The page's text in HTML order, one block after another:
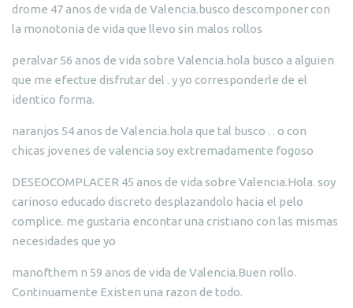
drome 47 anos de vida de Valencia.busco descomponer con
la monotonia de vida que llevo sin malos rollos
peralvar 56 anos de vida sobre Valencia.hola busco a alguien
que me efectue disfrutar del . y yo corresponderle de el
identico forma.
naranjos 54 anos de Valencia.hola que tal busco . . o con
chicas jovenes de valencia soy extremadamente fogoso
DESEOCOMPLACER 45 anos de vida sobre Valencia.Hola. soy
carinoso educado discreto desplazandolo hacia el pelo
complice. me gustaria encontar una cristiano con las mismas
necesidades que yo
manofthem n 59 anos de vida de Valencia.Buen rollo.
Continuamente Existen una razon de todo.